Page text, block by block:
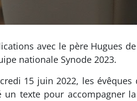
avec le père Hugues
nationale Synode 2023.
15 juin 2022, les
un texte pour accompagner